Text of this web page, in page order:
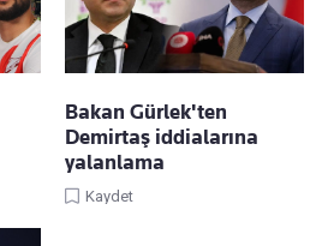
Bakan Gürlek'ten
Demirtaş iddialarına
yalanlama
Kaydet